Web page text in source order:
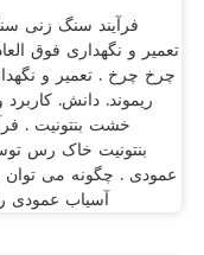
فرآیند سنگ زنی
تعمیر و نگهداری فوق
چرخ چرخ . تعمیر و
ریموند. دانش. کاربرد
خشت بنتونیت .
بنتونیت خاک رس
عمودی . چگونه می
آسیاب عمودی